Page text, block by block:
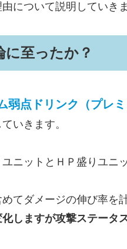
について説明していき
至ったか？
弱点ドリンク（プレ
いきます。
ニットとＨＰ盛りユニ
てダメージの伸び率を
しますが攻撃ステータ